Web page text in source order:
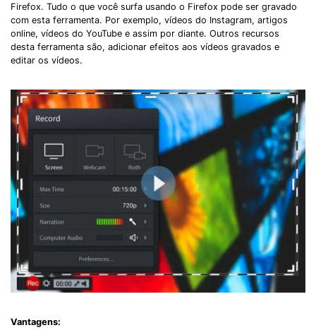
Firefox. Tudo o que você surfa usando o Firefox pode ser gravado
com esta ferramenta. Por exemplo, vídeos do Instagram, artigos
online, vídeos do YouTube e assim por diante. Outros recursos
desta ferramenta são, adicionar efeitos aos vídeos gravados e
editar os vídeos.
Vantagens:
Got It Try It Now